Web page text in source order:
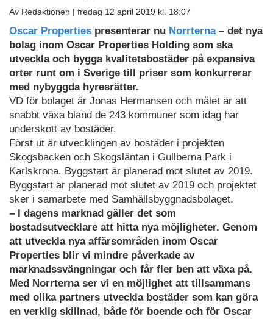
Av Redaktionen | fredag 12 april 2019 kl. 18:07
Oscar Properties presenterar nu Norrterna– det nya
bolag inom Oscar Properties Holding som ska
utveckla och bygga kvalitetsbostäder på expansiva
orter runt om i Sverige till priser som konkurrerar
med nybyggda hyresrätter.
VD för bolaget är Jonas Hermansen och målet är att
snabbt växa bland de 243 kommuner som idag har
underskott av bostäder.
Först ut är utvecklingen av bostäder i projekten
Skogsbacken och Skogsläntan i Gullberna Park i
Karlskrona. Byggstart är planerad mot slutet av 2019.
Byggstart är planerad mot slutet av 2019 och projektet
sker i samarbete med Samhällsbyggnadsbolaget.
– I dagens marknad gäller det som
bostadsutvecklare att hitta nya möjligheter. Genom
att utveckla nya affärsområden inom Oscar
Properties blir vi mindre påverkade av
marknadssvängningar och får fler ben att växa på.
Med Norrterna ser vi en möjlighet att tillsammans
med olika partners utveckla bostäder som kan göra
en verklig skillnad, både för boende och för Oscar